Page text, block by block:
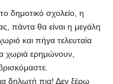
δημοτικό σχολείο, η
πάντα θα είναι η μεγάλη
και πήγα τελευταία
χωριά ερημώνουν,
δηλωτή πια! Δεν ξέρω